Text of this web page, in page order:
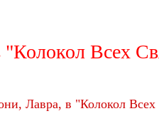
"Колокол Всех
Лавра, в "Колокол